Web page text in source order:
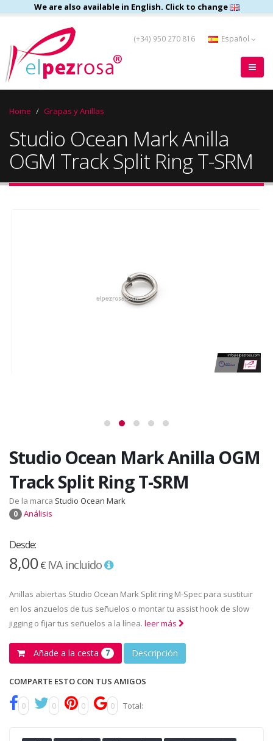
We are also available in English. Click to change
(+34) 950 270 816 Español
Home Grapas y Anillas
Studio Ocean Mark Anilla
OGM Track Split Ring T-SRM
Studio Ocean Mark Anilla OGM
Track Split Ring T-SRM
De la marca Studio Ocean Mark
0 Análisis
Desde:
8,00€ IVA incluido
Anillas abiertas Studio Ocean Mark Split ring M-Spec para sustituir
en los anzuelos de tus señuelos o montar tu assist hook de slow
jigging o fijar tus señuelos a la línea. leer más
Añade a la cesta 7 Descripción
COMPARTE ESTO CON TUS AMIGOS
0 0 0 0 Total: